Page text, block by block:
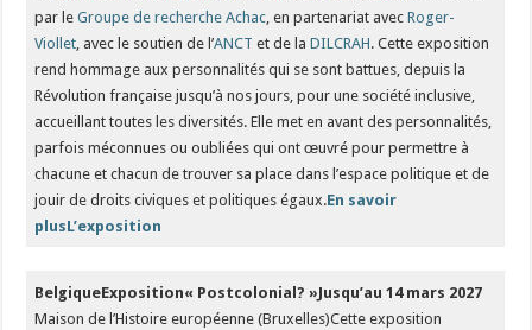
par leGroupe de recherche Achac, en partenariat avecRoger-
Viollet, avec le soutien de l’ANCT et de laDILCRAH. Cette exposition
rend hommage aux personnalités qui se sont battues, depuis la
Révolution française jusqu’à nos jours, pour une société inclusive,
accueillant toutes les diversités. Elle met en avant des personnalités,
parfois méconnues ou oubliées qui ont œuvré pour permettre à
chacune et chacun de trouver sa place dans l’espace politique et de
jouir de droits civiques et politiques égaux.En savoir
plusL’exposition
BelgiqueExposition« Postcolonial? »Jusqu’au 14 mars 2027
Maison de l’Histoire européenne (Bruxelles)Cette exposition